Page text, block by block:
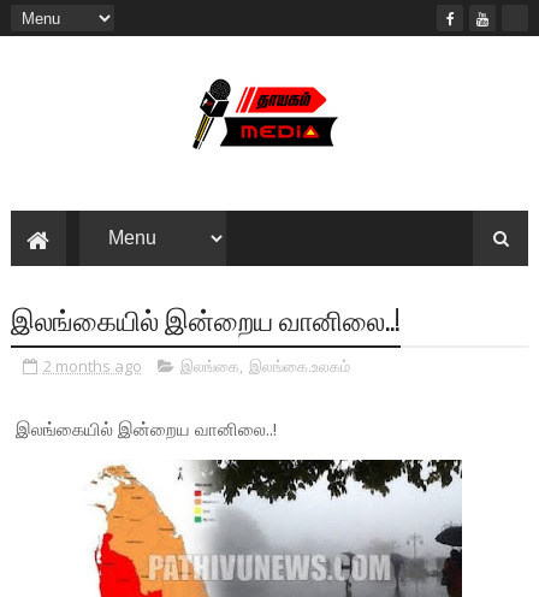
இலங்கையில் இன்றைய வானிலை..!
2 months ago இலங்கை, இலங்கை.உலகம்
இலங்கையில் இன்றைய வானிலை..!